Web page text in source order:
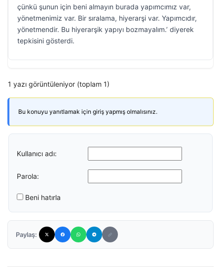
çünkü şunun için beni almayın burada yapımcımız var,
yönetmenimiz var. Bir sıralama, hiyerarşi var. Yapımcıdır,
yönetmendir. Bu hiyerarşik yapıyı bozmayalım.’ diyerek
tepkisini gösterdi.
1 yazı görüntüleniyor (toplam 1)
Bu konuyu yanıtlamak için giriş yapmış olmalısınız.
Kullanıcı adı:
Parola:
Beni hatırla
Paylaş: